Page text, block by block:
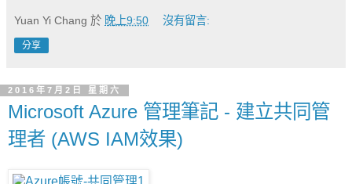
Yuan Yi Chang 於 晚上9:50 沒有留言:
分享
2016年7月2日 星期六
Microsoft Azure 管理筆記 - 建立共同管
理者 (AWS IAM效果)